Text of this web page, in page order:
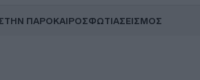
ΠΑΡΟΚΑΙΡΟΣΦΩΤΙΑΣΕΙΣΜΟΣ